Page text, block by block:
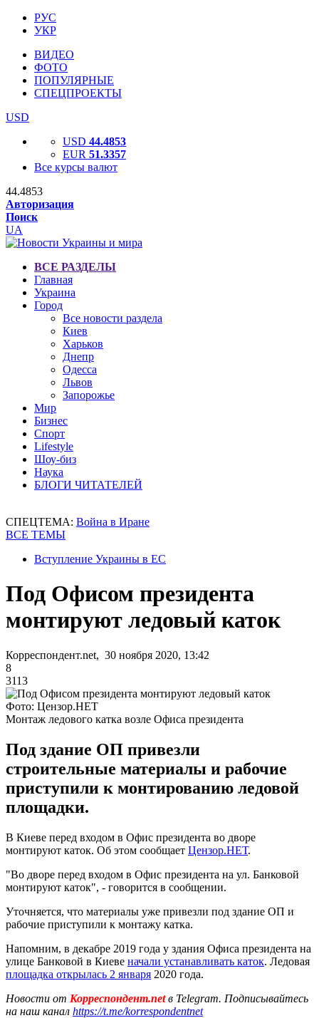
РУС
УКР
ВИДЕО
ФОТО
ПОПУЛЯРНЫЕ
СПЕЦПРОЕКТЫ
USD
USD 44.4853
EUR 51.3357
Все курсы валют
44.4853
Авторизация
Поиск
UA
ВСЕ РАЗДЕЛЫ
Главная
Украина
Город
Все новости раздела
Киев
Харьков
Днепр
Одесса
Львов
Запорожье
Мир
Бизнес
Спорт
Lifestyle
Шоу-биз
Наука
БЛОГИ ЧИТАТЕЛЕЙ
СПЕЦТЕМА: Война в Иране
ВСЕ ТЕМЫ
Вступление Украины в ЕС
Под Офисом президента
монтируют ледовый каток
Корреспондент.net, 30 ноября 2020, 13:42
8
3113
Фото: Цензор.НЕТ
Монтаж ледового катка возле Офиса президента
Под здание ОП привезли
строительные материалы и рабочие
приступили к монтированию ледовой
площадки.
В Киеве перед входом в Офис президента во дворе
монтируют каток. Об этом сообщает Цензор.НЕТ.
"Во дворе перед входом в Офис президента на ул. Банковой
монтируют каток", - говорится в сообщении.
Уточняется, что материалы уже привезли под здание ОП и
рабочие приступили к монтажу катка.
Напомним, в декабре 2019 года у здания Офиса президента на
улице Банковой в Киеве начали устанавливать каток. Ледовая
площадка открылась 2 января 2020 года.
Новости от Корреспондент.netв Telegram. Подписывайтесь
на наш канал https://t.me/korrespondentnet